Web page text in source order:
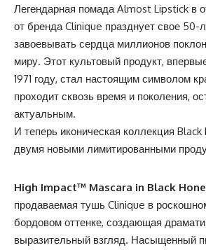
Легендарная помада Almost Lipstick в
от брендаClinique празднует свое 50-
завоевывать сердца миллионов
миру. Этот культовый продукт,
1971 году, стал настоящим символом
проходит сквозь время и поколения,
актуальным.
И теперь иконическая коллекция
двумя новыми лимитированными
High Impact™ Mascara in Black
продаваемая тушь Clinique в
бордовом оттенке, создающая
выразительный взгляд. Насыщенный